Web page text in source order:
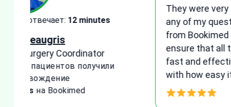
Обычно отвечает:15 minutes
Tetyana Hyrych
Senior Plastic Surgery Coordinator
10300+пациентов получили
сопровождение
4 yearsна Bookimed
I
and